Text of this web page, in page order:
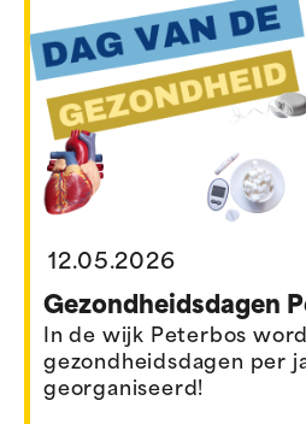
12.05.2026
Gezondheidsdagen
In de wijk Peterbos
gezondheidsdagen per
georganiseerd!